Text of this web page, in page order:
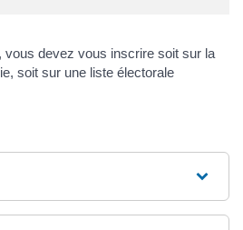
vous devez vous inscrire soit sur la
soit sur une liste électorale